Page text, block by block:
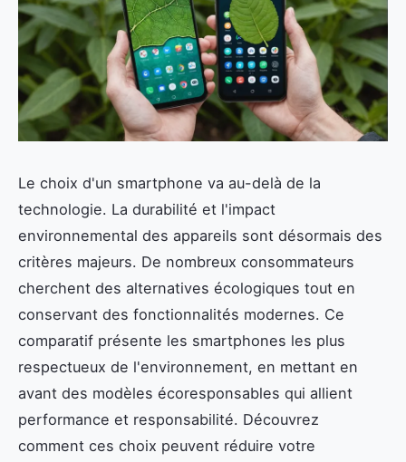
Le choix d'un smartphone va au-delà de la
technologie. La durabilité et l'impact
environnemental des appareils sont désormais des
critères majeurs. De nombreux consommateurs
cherchent des alternatives écologiques tout en
conservant des fonctionnalités modernes. Ce
comparatif présente les smartphones les plus
respectueux de l'environnement, en mettant en
avant des modèles écoresponsables qui allient
performance et responsabilité. Découvrez
comment ces choix peuvent réduire votre